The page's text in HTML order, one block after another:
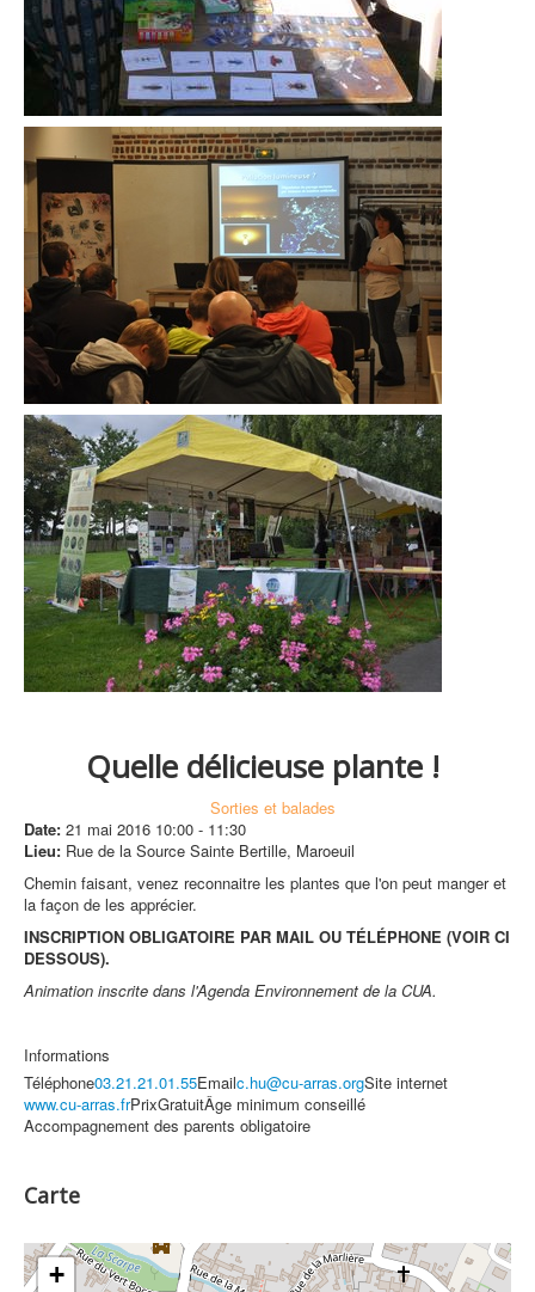
Quelle délicieuse plante !
Sorties et balades
Date: 21 mai 2016 10:00 - 11:30
Lieu: Rue de la Source Sainte Bertille, Maroeuil
Chemin faisant, venez reconnaitre les plantes que l'on peut manger et
la façon de les apprécier.
INSCRIPTION OBLIGATOIRE PAR MAIL OU TÉLÉPHONE (VOIR CI
DESSOUS).
Animation inscrite dans l'Agenda Environnement de la CUA.
Informations
Téléphone03.21.21.01.55Emailc.hu@cu-arras.orgSite internet
www.cu-arras.frPrixGratuitÂge minimum conseillé
Accompagnement des parents obligatoire
Carte
+